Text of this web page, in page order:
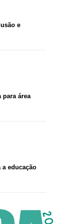
e
área
a educação